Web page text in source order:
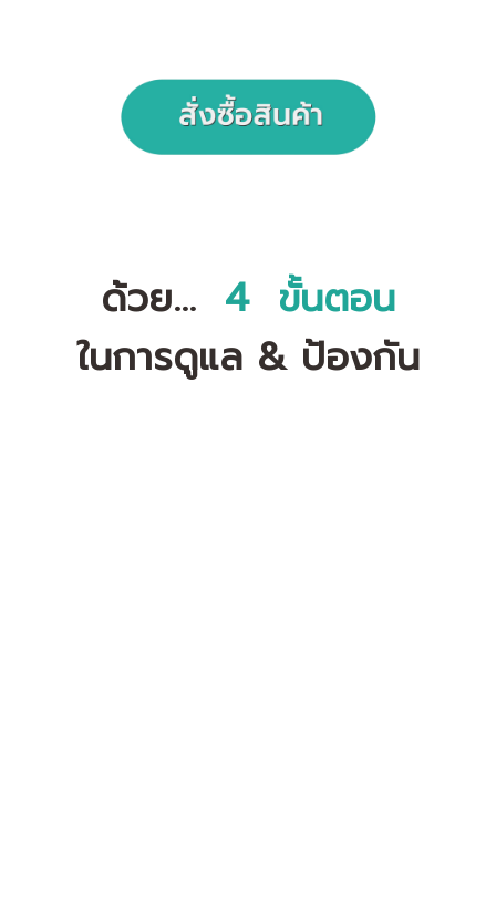
ด้วย... 4ขั้นตอน
ในการดูแล & ป้องกัน